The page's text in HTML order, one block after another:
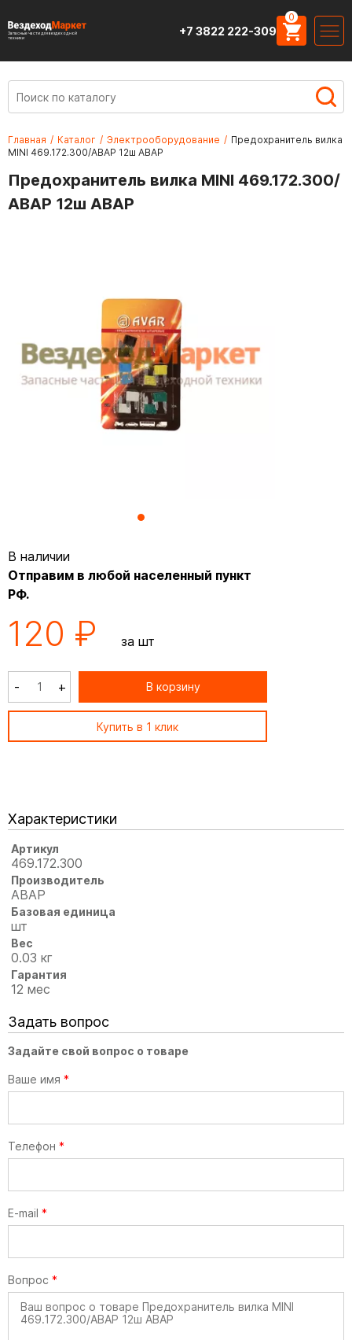
Запасные части для вездеходной
техники
+7 3822 222-309
0
Главная / Каталог / Электрооборудование / Предохранитель вилка
MINI 469.172.300/АВАР 12ш АВАР
Предохранитель вилка MINI 469.172.300/
АВАР 12ш АВАР
В наличии
Отправим в любой населенный пункт
РФ.
120 ₽ за шт
- + В корзину
Купить в 1 клик
Характеристики
Артикул
469.172.300
Производитель
АВАР
Базовая единица
шт
Вес
0.03 кг
Гарантия
12 мес
Задать вопрос
Задайте свой вопрос о товаре
Ваше имя *
Телефон *
E-mail *
Вопрос *